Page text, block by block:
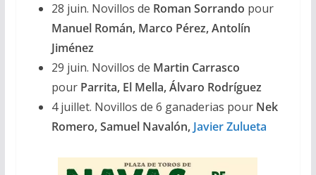
28 juin. Novillos de Roman Sorrando pour
Manuel Román, Marco Pérez, Antolín
Jiménez
29 juin. Novillos de Martin Carrasco
pour Parrita, El Mella, Álvaro Rodríguez
4 juillet. Novillos de 6 ganaderias pour Nek
Romero, Samuel Navalón, Javier Zulueta